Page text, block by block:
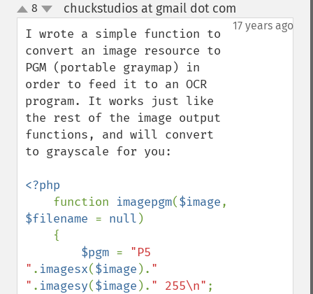
up
down
8 chuckstudios at gmail dot com
17 years ago
I wrote a simple function to
convert an image resource to
PGM (portable graymap) in
order to feed it to an OCR
program. It works just like
the rest of the image output
functions, and will convert
to grayscale for you:
<?php
function imagepgm($image
$filename = null )
$pgm = "P5
" . imagesx($image ). "
" . imagesy($image ). " 255\n" ;